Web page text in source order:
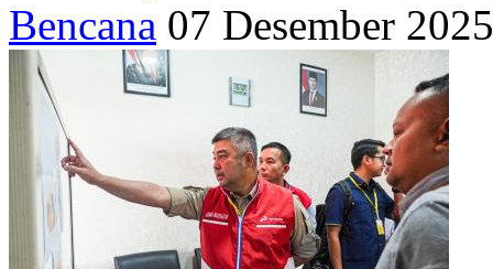
Bencana 07 Desember